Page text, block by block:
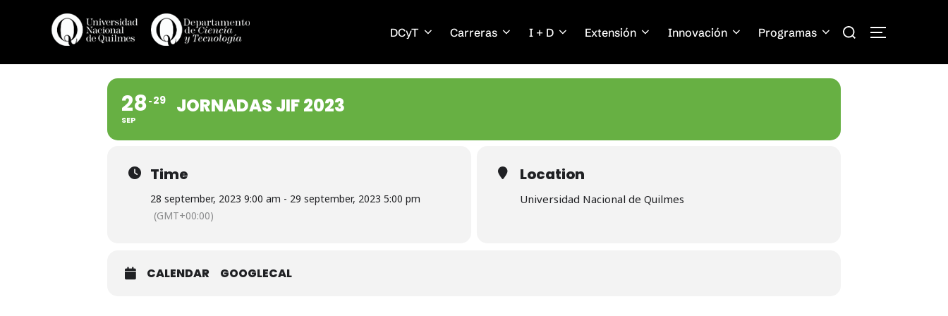
DCyT Carreras I + D Extensión Innovación Programas
for:
28
SEP
29 JORNADAS JIF 2023
Time
28 september, 2023 9:00 am - 29 september, 2023 5:00 pm
(GMT+00:00)
Location
Universidad Nacional de Quilmes
CALENDAR GOOGLECAL